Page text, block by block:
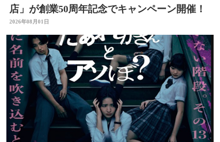
店」が創業50周年記念でキャンペーン開催！
2026年08月01日